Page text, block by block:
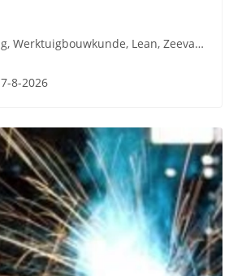
Metaalbewerking, Werktuigbouwkunde, Lean, Zeevaart
8-2026